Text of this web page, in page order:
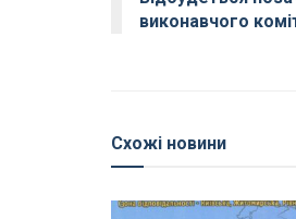
виконавчого
Схожі новини